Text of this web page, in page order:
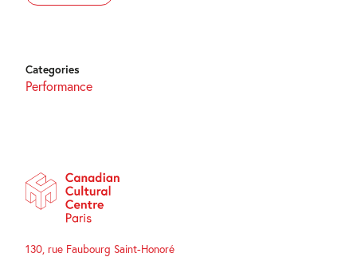
Categories
Performance
130, rue Faubourg Saint-Honoré